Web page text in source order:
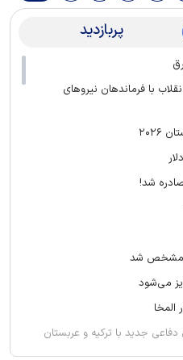
پربازدید
با فرماندهان نیرو‌های
شد!
می‌شود
دفاعی جدید با ترکیه و عربستان